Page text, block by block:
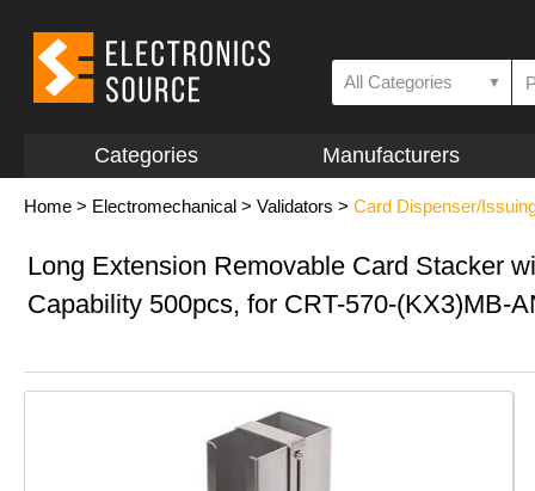
All Categories ▼
Categories Manufacturers
Home > Electromechanical > Validators > Card Dispenser/
Long Extension Removable Card Stacker
Capability 500pcs, for CRT-570-(KX3)MB-